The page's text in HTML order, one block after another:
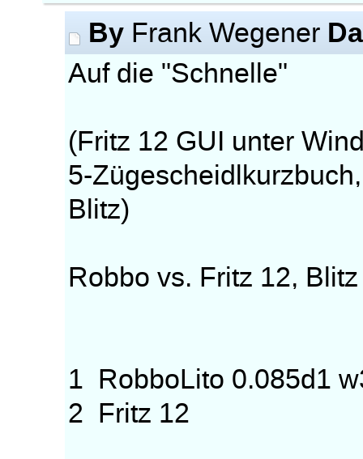
By Frank Wegener
Auf die "Schnelle"
(Fritz 12 GUI unter
5-
Blitz)
Robbo vs. Fritz 12,
1 RobboLito 0.085d1
2 Fritz 12 +4/